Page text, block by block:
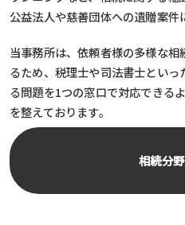
公益法人や慈善団体への遺贈案件
当事務所は、依頼者様の多様な
るため、税理士や司法書士とい
る問題を1つの窓口で対応できる
を整えております。
相続分